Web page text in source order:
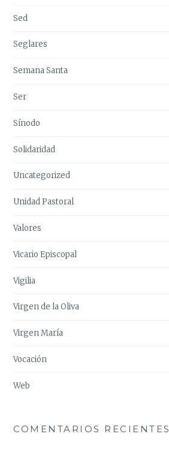
Sed
Seglares
Semana Santa
Ser
Sínodo
Solidaridad
Uncategorized
Unidad Pastoral
Valores
Vicario Episcopal
Vigilia
Virgen de la Oliva
Virgen María
Vocación
Web
COMENTARIOS RECIENTES